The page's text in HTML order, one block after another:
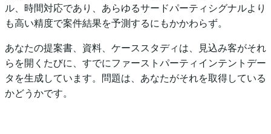
ル、時間対応であり、あらゆるサードパーティシグナルより
も高い精度で案件結果を予測するにもかかわらず。
あなたの提案書、資料、ケーススタディは、見込み客がそれ
らを開くたびに、すでにファーストパーティインテントデー
タを生成しています。問題は、あなたがそれを取得している
かどうかです。